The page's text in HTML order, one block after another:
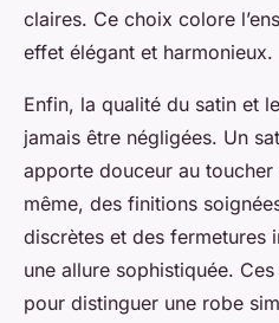
claires. Ce choix colore
effet élégant et harmonieux.
Enfin, la qualité du satin et
jamais être négligées. Un
apporte douceur au
même, des finitions
discrètes et des fermetures
une allure sophistiquée.
pour distinguer une robe